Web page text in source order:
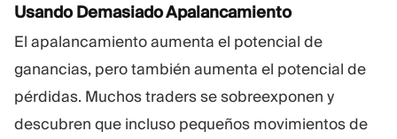
Usando Demasiado Apalancamiento
El apalancamiento aumenta el potencial de
ganancias, pero también aumenta el potencial de
pérdidas. Muchos traders se sobreexponen y
descubren que incluso pequeños movimientos de